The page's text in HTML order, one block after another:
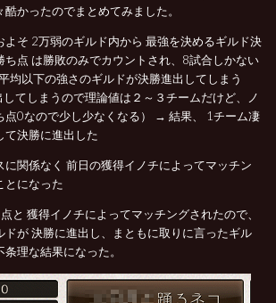
かったのでまとめてみました。
よそ 2万弱のギルド内から 最強を決めるギルド決
ち点 は勝敗のみでカウントされ、8試合しかない
均以下の強さのギルドが決勝進出してしまう
してしまうので理論値は２～３チームだけど、ノ
点0なので少し少なくなる） → 結果、 1チーム凄
て決勝に進出した
に関係なく 前日の獲得イノチによってマッチン
とになった
と 獲得イノチによってマッチングされたので、
ドが 決勝に進出し、まともに取りに言ったギル
理な結果になった。